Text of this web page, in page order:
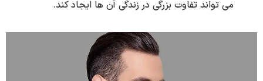
می تواند تفاوت بزرگی در زندگی آن ها ایجاد کند.